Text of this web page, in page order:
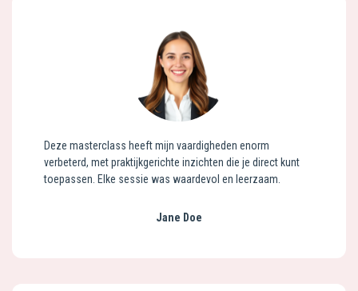
Deze masterclass heeft mijn vaardigheden enorm
verbeterd, met praktijkgerichte inzichten die je direct kunt
toepassen. Elke sessie was waardevol en leerzaam.
Jane Doe